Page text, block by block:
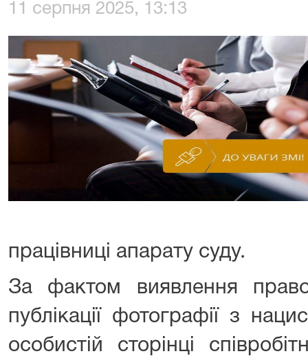
11 серпня 2025, 13:13
працівниці апарату суду.
За фактом виявлення
публікації фотографії з
особистій сторінці